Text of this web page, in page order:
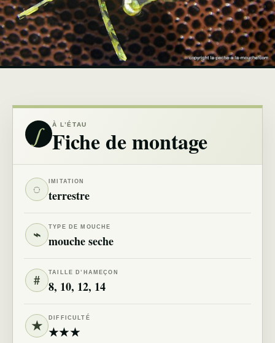
∫ À L’ÉTAU
Fiche de montage
◌ IMITATION
terrestre
⌁ TYPE DE MOUCHE
mouche seche
# TAILLE D’HAMEÇON
8, 10, 12, 14
★ DIFFICULTÉ
★★★